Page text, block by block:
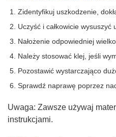
Zidentyfikuj uszkodzenie,
Uczyść i całkowicie wysuszyć
Nałożenie odpowiedniej
Należy stosować klej, jeśli
Pozostawić wystarczająco
Sprawdź naprawę poprzez
Uwaga: Zawsze używaj
instrukcjami.